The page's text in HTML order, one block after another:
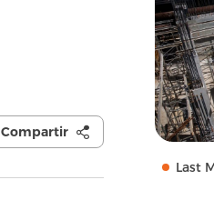
Compartir
Last